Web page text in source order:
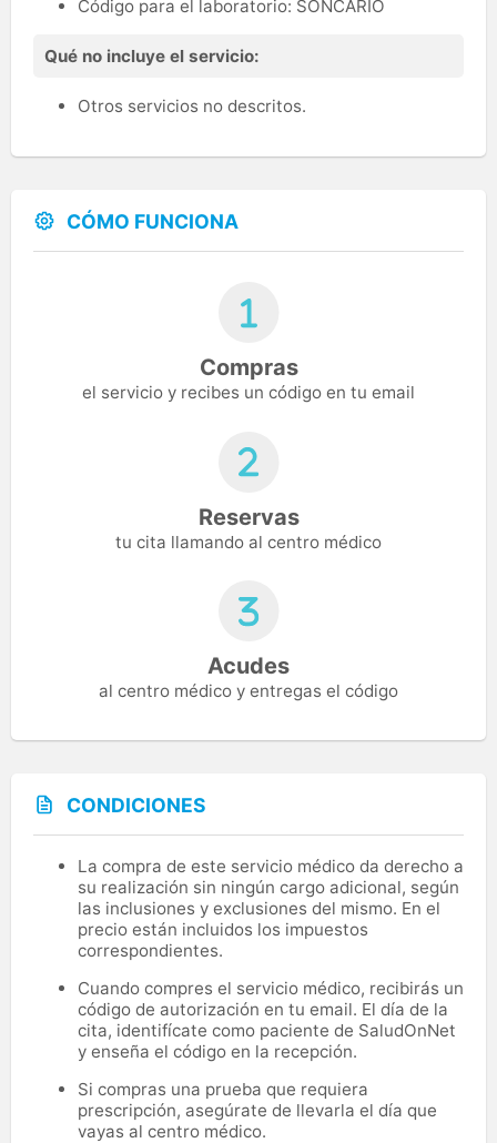
Código para el laboratorio: SONCARIO
Qué no incluye el servicio:
Otros servicios no descritos.
CÓMO FUNCIONA
Compras
el servicio y recibes un código en tu email
Reservas
tu cita llamando al centro médico
Acudes
al centro médico y entregas el código
CONDICIONES
La compra de este servicio médico da derecho a
su realización sin ningún cargo adicional, según
las inclusiones y exclusiones del mismo. En el
precio están incluidos los impuestos
correspondientes.
Cuando compres el servicio médico, recibirás un
código de autorización en tu email. El día de la
cita, identifícate como paciente de SaludOnNet
y enseña el código en la recepción.
Si compras una prueba que requiera
prescripción, asegúrate de llevarla el día que
vayas al centro médico.